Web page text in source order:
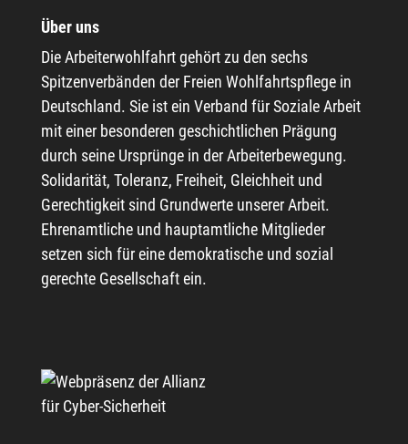
Über uns
Die Arbeiterwohlfahrt gehört zu den sechs
Spitzenverbänden der Freien Wohlfahrtspflege in
Deutschland. Sie ist ein Verband für Soziale Arbeit
mit einer besonderen geschichtlichen Prägung
durch seine Ursprünge in der Arbeiterbewegung.
Solidarität, Toleranz, Freiheit, Gleichheit und
Gerechtigkeit sind Grundwerte unserer Arbeit.
Ehrenamtliche und hauptamtliche Mitglieder
setzen sich für eine demokratische und sozial
gerechte Gesellschaft ein.